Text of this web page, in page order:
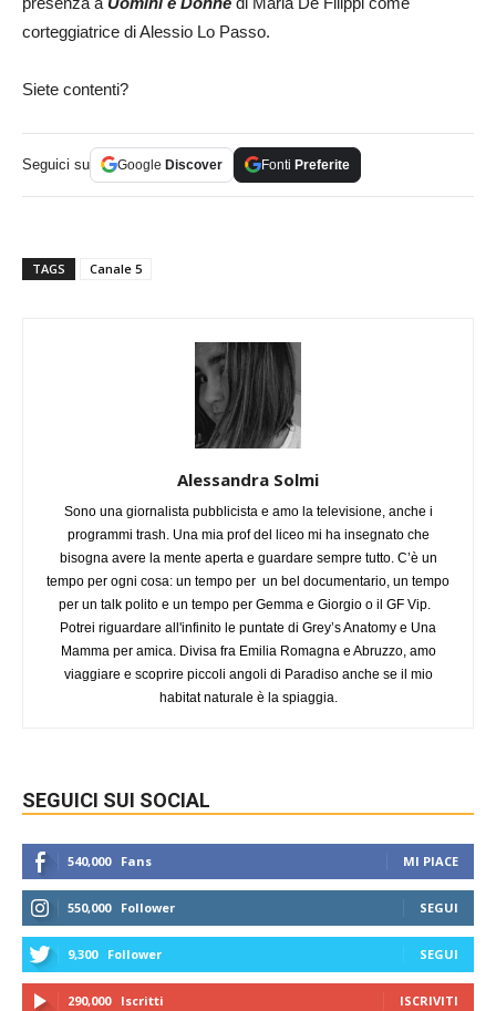
corteggiatrice di Alessio Lo Passo.
Siete contenti?
Seguici su Google Discover Fonti Preferite
TAGS Canale 5
Alessandra Solmi
Sono una giornalista pubblicista e amo la televisione, anche i
programmi trash. Una mia prof del liceo mi ha insegnato che
bisogna avere la mente aperta e guardare sempre tutto. C’è un
tempo per ogni cosa: un tempo per un bel documentario, un tempo
per un talk polito e un tempo per Gemma e Giorgio o il GF Vip.
Potrei riguardare all'infinito le puntate di Grey’s Anatomy e Una
Mamma per amica. Divisa fra Emilia Romagna e Abruzzo, amo
viaggiare e scoprire piccoli angoli di Paradiso anche se il mio
habitat naturale è la spiaggia.
SEGUICI SUI SOCIAL
540,000 Fans MI PIACE
550,000 Follower SEGUI
9,300 Follower SEGUI
290,000 Iscritti ISCRIVITI